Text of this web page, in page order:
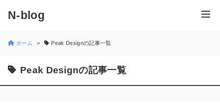
N-blog
ホーム Peak Designの記事一覧
Peak Designの記事一覧